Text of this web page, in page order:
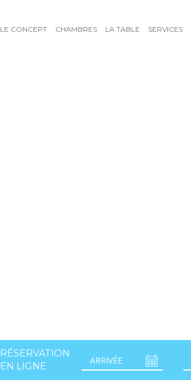
LE CONCEPT CHAMBRES LA TABLE SERVICES
RÉSERVATION
EN LIGNE